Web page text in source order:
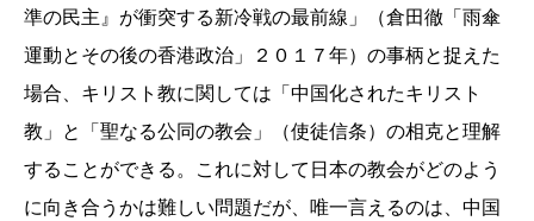
準の民主』が衝突する新冷戦の最前線」（倉田徹「雨傘
運動とその後の香港政治」２０１７年）の事柄と捉えた
場合、キリスト教に関しては「中国化されたキリスト
教」と「聖なる公同の教会」（使徒信条）の相克と理解
することができる。これに対して日本の教会がどのよう
に向き合うかは難しい問題だが、唯一言えるのは、中国